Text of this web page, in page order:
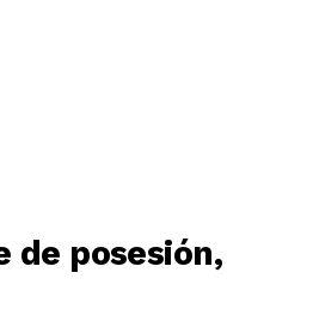
de posesión,